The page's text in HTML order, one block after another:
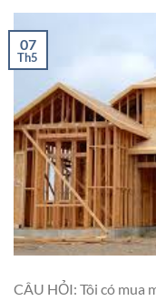
07
Th5
CÂU HỎI: Tôi có mua